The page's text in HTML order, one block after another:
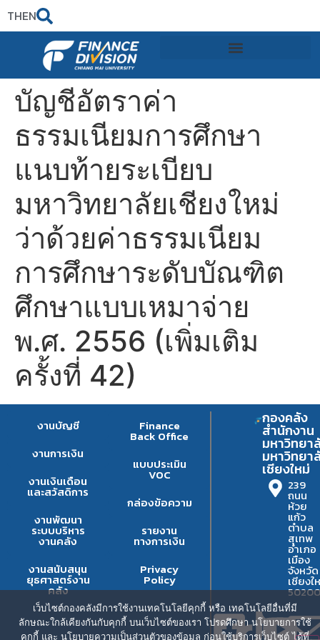
THEN
บัญชีอัตราค่า
ธรรมเนียมการศึกษา
แนบท้ายระเบียบ
มหาวิทยาลัยเชียงใหม่
ว่าด้วยค่าธรรมเนียม
การศึกษาระดับบัณฑิต
ศึกษาแบบเหมาจ่าย
พ.ศ. 2556 (เพิ่มเติม
ครั้งที่ 42)
งานบัญชี
งานการเงิน
งานเงินเดือน
และสวัสดิการ
งานพัฒนา
ระบบบริหาร
งานคลัง
งานสนับสนุน
ยุธศาสตร์งาน
คลัง
Finance
Back Office
แบบประเมิน
VOC
กล่องข้อความ
รายงาน
ทางการเงิน
Privacy
Policy
กองคลัง
สำนักงาน
มหาวิทยา
มหาวิทยา
เชียงใหม่
239
ถนน
ห้วย
แก้ว
ตำบล
สุเทพ
อำเภอ
เมือง
จังหวัด
เชียงใ
50200
เว็บไซต์กองคลังมีการใช้งานเทคโนโลยีคุกกี้ หรือ เทคโนโลยีอื่นที่มี
ลักษณะใกล้เคียงกันกับคุกกี้ บนเว็บไซต์ของเรา โปรดศึกษา นโยบายการใช้
คุกกี้ และ นโยบายความเป็นส่วนตัวของข้อมูล ก่อนใช้บริการเว็บไซต์ ได้ที่